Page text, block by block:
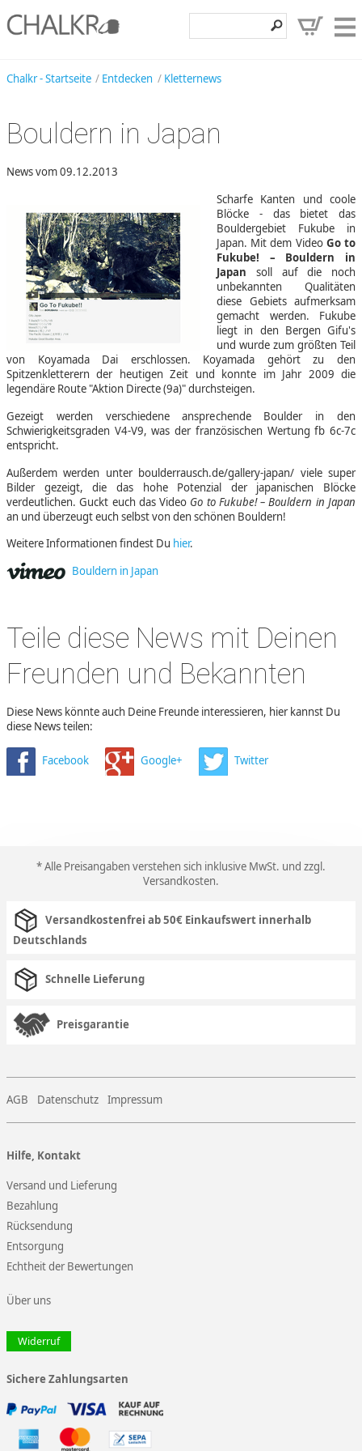
Hilfe, Kontakt
Kundenbereich
Wunschzettel
Chalkr - Startseite Entdecken Kletternews
Bouldern in Japan
News vom 09.12.2013
Scharfe Kanten und coole
Blöcke - das bietet das
Bouldergebiet Fukube in
Japan. Mit dem Video Go to
Fukube! – Bouldern in
Japan soll auf die noch
unbekannten Qualitäten
diese Gebiets aufmerksam
gemacht werden. Fukube
liegt in den Bergen Gifu's
und wurde zum größten Teil
von Koyamada Dai erschlossen. Koyamada gehört zu den
Spitzenkletterern der heutigen Zeit und konnte im Jahr 2009 die
legendäre Route "Aktion Directe (9a)" durchsteigen.
Gezeigt werden verschiedene ansprechende Boulder in den
Schwierigkeitsgraden V4-V9, was der französischen Wertung fb 6c-7c
entspricht.
Außerdem werden unter boulderrausch.de/gallery-japan/ viele super
Bilder gezeigt, die das hohe Potenzial der japanischen Blöcke
verdeutlichen. Guckt euch das Video Go to Fukube! – Bouldern in Japan
an und überzeugt euch selbst von den schönen Bouldern!
Weitere Informationen findest Du hier.
Bouldern in Japan
Teile diese News mit Deinen
Freunden und Bekannten
Diese News könnte auch Deine Freunde interessieren, hier kannst Du
diese News teilen:
Facebook Google+ Twitter
* Alle Preisangaben verstehen sich inklusive MwSt. und zzgl.
Versandkosten.
Versandkostenfrei ab 50€ Einkaufswert innerhalb
Deutschlands
Schnelle Lieferung
Preisgarantie
AGB Datenschutz Impressum
Hilfe, Kontakt
Versand und Lieferung
Bezahlung
Rücksendung
Entsorgung
Echtheit der Bewertungen
Über uns
Widerruf
Sichere Zahlungsarten